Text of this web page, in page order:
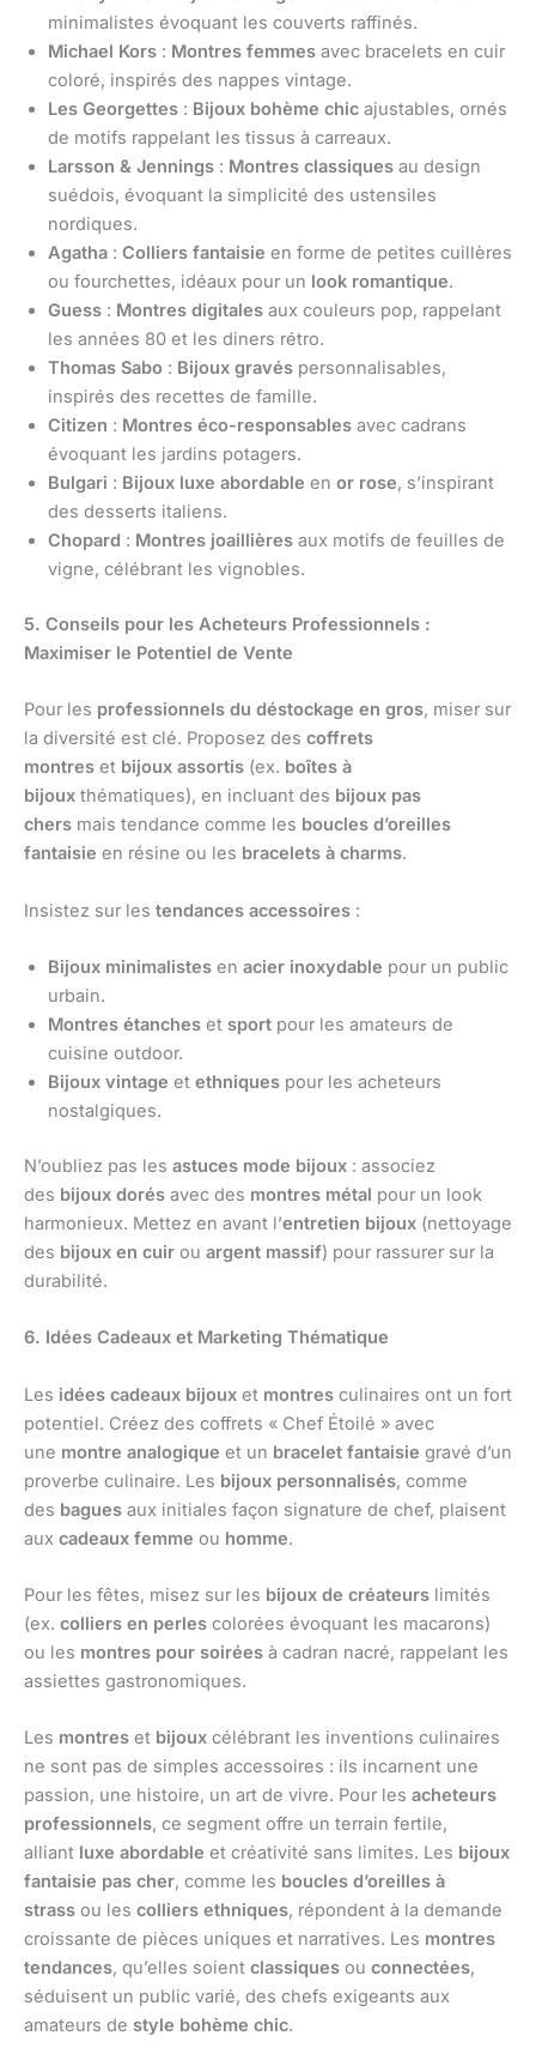
minimalistes évoquant les couverts raffinés.
Michael Kors : Montres femmes avec bracelets en cuir
coloré, inspirés des nappes vintage.
Les Georgettes : Bijoux bohème chic ajustables, ornés
de motifs rappelant les tissus à carreaux.
Larsson & Jennings : Montres classiques au design
suédois, évoquant la simplicité des ustensiles
nordiques.
Agatha : Colliers fantaisie en forme de petites cuillères
ou fourchettes, idéaux pour un look romantique.
Guess : Montres digitales aux couleurs pop, rappelant
les années 80 et les diners rétro.
Thomas Sabo : Bijoux gravés personnalisables,
inspirés des recettes de famille.
Citizen : Montres éco-responsables avec cadrans
évoquant les jardins potagers.
Bulgari : Bijoux luxe abordable en or rose, s’inspirant
des desserts italiens.
Chopard : Montres joaillières aux motifs de feuilles de
vigne, célébrant les vignobles.
5. Conseils pour les Acheteurs Professionnels :
Maximiser le Potentiel de Vente
Pour les professionnels du déstockage en gros, miser sur
la diversité est clé. Proposez des coffrets
montres et bijoux assortis (ex. boîtes à
bijoux thématiques), en incluant des bijoux pas
chers mais tendance comme les boucles d’oreilles
fantaisie en résine ou les bracelets à charms.
Insistez sur les tendances accessoires :
Bijoux minimalistes en acier inoxydable pour un public
urbain.
Montres étanches et sport pour les amateurs de
cuisine outdoor.
Bijoux vintage et ethniques pour les acheteurs
nostalgiques.
N’oubliez pas les astuces mode bijoux : associez
des bijoux dorés avec des montres métal pour un look
harmonieux. Mettez en avant l’entretien bijoux (nettoyage
des bijoux en cuir ou argent massif) pour rassurer sur la
durabilité.
6. Idées Cadeaux et Marketing Thématique
Les idées cadeaux bijoux et montres culinaires ont un fort
potentiel. Créez des coffrets « Chef Étoilé » avec
une montre analogique et un bracelet fantaisie gravé d’un
proverbe culinaire. Les bijoux personnalisés, comme
des bagues aux initiales façon signature de chef, plaisent
aux cadeaux femme ou homme.
Pour les fêtes, misez sur les bijoux de créateurs limités
(ex. colliers en perles colorées évoquant les macarons)
ou les montres pour soirées à cadran nacré, rappelant les
assiettes gastronomiques.
Les montres et bijoux célébrant les inventions culinaires
ne sont pas de simples accessoires : ils incarnent une
passion, une histoire, un art de vivre. Pour les acheteurs
professionnels, ce segment offre un terrain fertile,
alliant luxe abordable et créativité sans limites. Les bijoux
fantaisie pas cher, comme les boucles d’oreilles à
strass ou les colliers ethniques, répondent à la demande
croissante de pièces uniques et narratives. Les montres
tendances, qu’elles soient classiques ou connectées,
séduisent un public varié, des chefs exigeants aux
amateurs de style bohème chic.